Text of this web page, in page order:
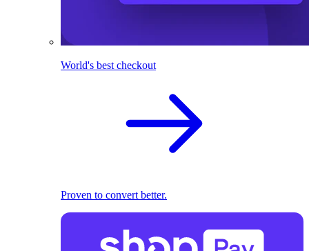
World's best checkout
Proven to convert better.